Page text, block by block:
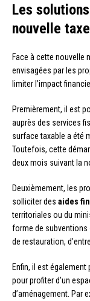
Les
nouvelle taxe
Face à cette nouvelle
envisagées par les
limiter l’impact
Premièrement, il est
auprès des services
surface taxable a été
Toutefois, cette
deux mois suivant la
Deuxièmement, les
solliciter des aides
territoriales ou du
forme de subventions
de restauration,
Enfin, il est également
pour profiter d’un
d’aménagement. Par